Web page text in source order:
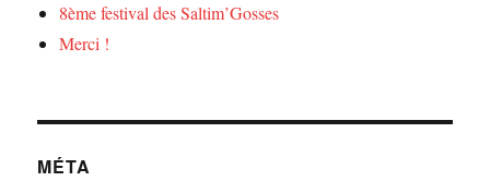
8ème festival des Saltim’Gosses
Merci !
MÉTA